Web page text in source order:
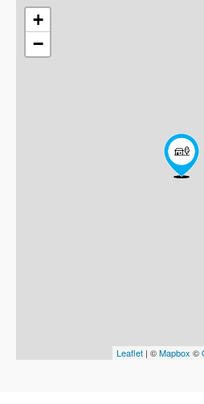
+
−
Leaflet | ©Mapbox ©